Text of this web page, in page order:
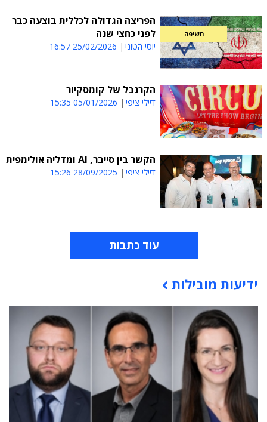
חשיפה
הפריצה הגדולה לכללית בוצעה כבר
לפני כחצי שנה
יוסי הטוני 25/02/2026 16:57
הקרנבל של קומסקיור
דיילי ציפי 05/01/2026 15:35
הקשר בין סייבר, AI ומדליה אולימפית
דיילי ציפי 28/09/2025 15:26
עוד כתבות
תוכן פרסומי
ידיעות מובילות